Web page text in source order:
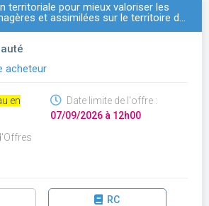
territoriale pour mieux valoriser les
et assimilées sur le territoire d…
acheteur
en
Date limite de l'offre :
07/09/2026 à 12h00
RC